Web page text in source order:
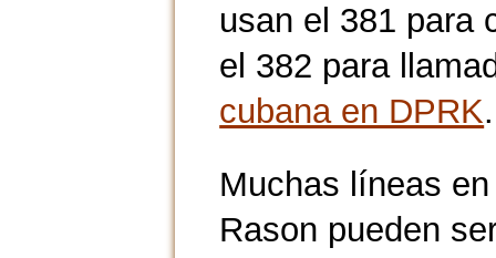
usan el 381 para
el 382 para
cubana en DPRK.
Muchas líneas
Rason pueden